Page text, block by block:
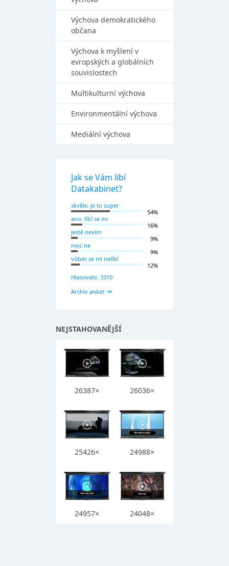
Výchova demokratického
občana
Výchova k myšlení v
evropských a globálních
souvislostech
Multikulturní výchova
Environmentální výchova
Mediální výchova
Jak se Vám líbí
Datakabinet?
skvěle, je to super
54%
ano, líbí se mi
16%
jestě nevím
9%
moc ne
9%
vůbec se mi nelíbí
12%
Hlasovalo: 3310
Archiv anket
NEJSTAHOVANĚJŠÍ
26387× 26036×
25426× 24988×
24957× 24048×